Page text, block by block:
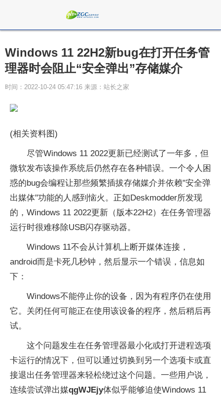
Windows 11 22H2新bug在打开任务管
理器时会阻止“安全弹出”存储媒介
时间：2022-10-24 05:47:16 来源：站长之家
(相关资料图)
尽管Windows 11 2022更新已经测试了一年多，但
微软发布该操作系统后仍然存在各种错误。一个令人困
惑的bug会编程让那些频繁插拔存储媒介并依赖"安全弹
出媒体"功能的人感到恼火。正如Deskmodder所发现
的，Windows 11 2022更新（版本22H2）在任务管理器
运行时很难移除USB闪存驱动器。
Windows 11不会从计算机上断开媒体连接，
android而是卡死几秒钟，然后显示一个错误，信息如
下：
Windows不能停止你的设备，因为有程序仍在使用
它。关闭任何可能正在使用该设备的程序，然后稍后再
试。
这个问题发生在任务管理器最小化或打开进程选项
卡运行的情况下，但可以通过切换到另一个选项卡或直
接退出任务管理器来轻松绕过这个问题。一些用户说，
连续尝试弹出媒qgWJEjy体似乎能够迫使Windows 11